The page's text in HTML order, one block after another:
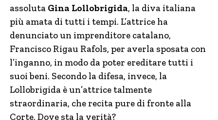
assoluta Gina Lollobrigida, la diva italiana
più amata di tutti i tempi. L’attrice ha
denunciato un imprenditore catalano,
Francisco Rigau Rafols, per averla sposata con
l’inganno, in modo da poter ereditare tutti i
suoi beni. Secondo la difesa, invece, la
Lollobrigida è un’attrice talmente
straordinaria, che recita pure di fronte alla
Corte. Dove sta la verità?